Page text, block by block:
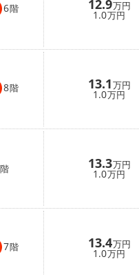
6階 12.9万円
1.0万円
8階 13.1万円
1.0万円
階 13.3万円
1.0万円
7階 13.4万円
1.0万円